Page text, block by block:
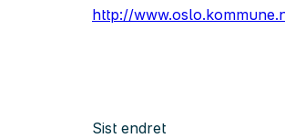
http://
Sist endret